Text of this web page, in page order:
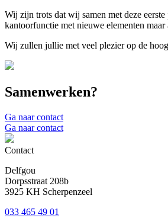
Wij zijn trots dat wij samen met deze
kantoorfunctie met nieuwe elementen
Wij zullen jullie met veel plezier op de
Samenwerken?
Ga naar contact
Ga naar contact
Contact
Delfgou
Dorpsstraat 208b
3925 KH Scherpenzeel
033 465 49 01